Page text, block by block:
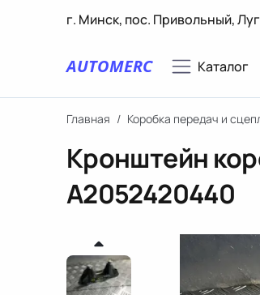
г. Минск, пос. Привольный,
AUTOMERC Каталог
Главная / Коробка передач и
Кронштейн
A2052420440